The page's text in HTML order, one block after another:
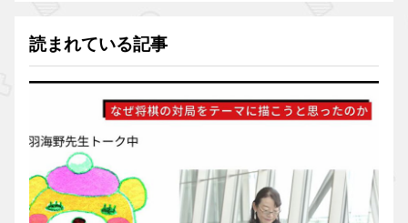
読まれている記事